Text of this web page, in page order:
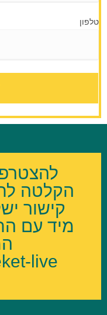
טלפון
הקלטה
קישור
מיד עם
live